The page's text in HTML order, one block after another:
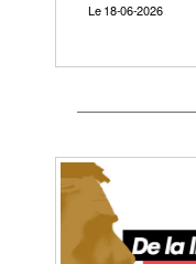
Le 18-06-2026